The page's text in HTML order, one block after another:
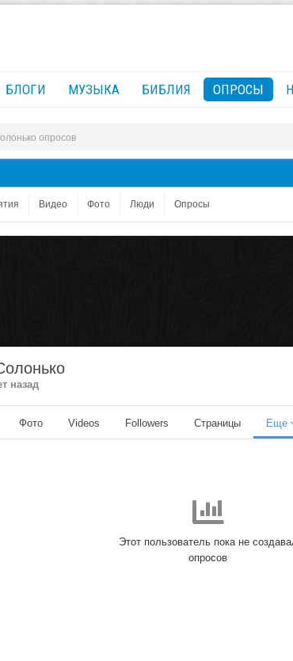
БЛОГИ МУЗЫКА БИБЛИЯ ОПРОСЫ
опросов
Видео Фото Люди Опросы
назад
Фото Videos Followers Страницы Еще
Этот пользователь пока не
опросов